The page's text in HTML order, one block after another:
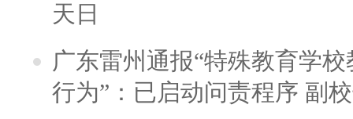
天日
广东雷州通报“特殊教育学
行为”：已启动问责程序 副